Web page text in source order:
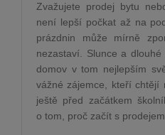
Zvažujete prodej bytu
není lepší počkat až na
prázdnin může mírně
nezastaví. Slunce a
domov v tom nejlepším
vážné zájemce, kteří chtějí
ještě před začátkem
o tom, proč začít s